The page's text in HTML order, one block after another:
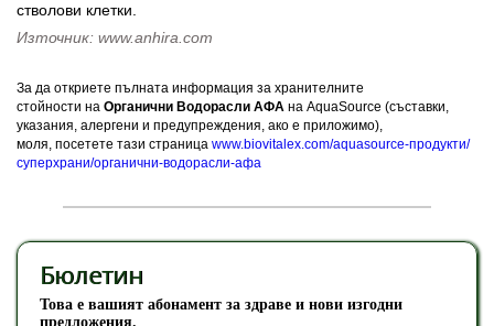
стволови клетки.
Източник: www.anhira.com
За да откриете пълната информация за хранителните
стойности на Органични Водорасли АФА на AquaSource (съставки,
указания, алергени и предупреждения, ако е приложимо),
моля, посетете тази страница www.biovitalex.com/aquasource-продукти/
суперхрани/органични-водорасли-афа
Бюлетин
Това е вашият абонамент за здраве и нови изгодни
предложения.